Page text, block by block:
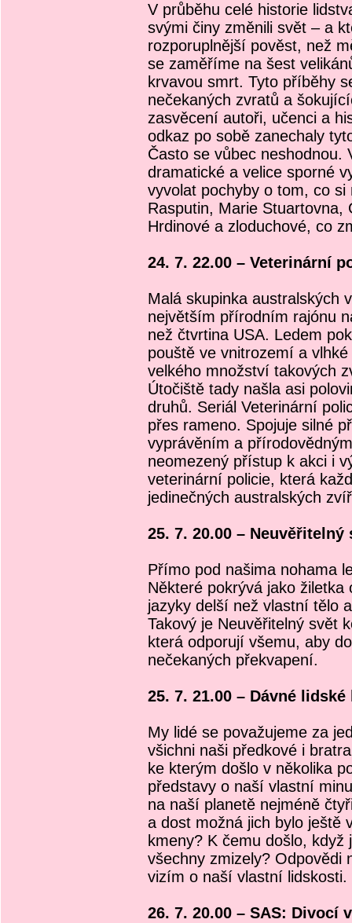
V průběhu celé historie
svými činy změnili svět – a
rozporuplnější pověst, než
se zaměříme na šest
krvavou smrt. Tyto příběhy
nečekaných zvratů a
zasvěcení autoři, učenci a
odkaz po sobě zanechaly
Často se vůbec neshodnou.
dramatické a velice sporné
vyvolat pochyby o tom, co
Rasputin, Marie
Hrdinové a zloduchové, co
24. 7. 22.00 – Veterinární
Malá skupinka australských
největším přírodním rajónu
než čtvrtina USA. Ledem
pouště ve vnitrozemí a
velkého množství takových
Útočiště tady našla asi
druhů. Seriál Veterinární
přes rameno. Spojuje silné
vyprávěním a
neomezený přístup k akci i
veterinární policie, která
jedinečných australských
25. 7. 20.00 – Neuvěřitelný
Přímo pod našima nohama
Některé pokrývá jako
jazyky delší než vlastní tělo
Takový je Neuvěřitelný svět
která odporují všemu, aby
nečekaných překvapení.
25. 7. 21.00 – Dávné lidské
My lidé se považujeme za
všichni naši předkové i
ke kterým došlo v několika
představy o naší vlastní
na naší planetě nejméně
a dost možná jich bylo ještě
kmeny? K čemu došlo,
všechny zmizely? Odpovědi
vizím o naší vlastní lidskosti.
26. 7. 20.00 – SAS: Divocí